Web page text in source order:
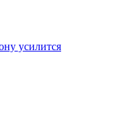
усилится